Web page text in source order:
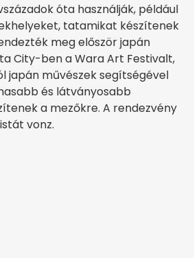
óta használják, például
tatamikat készítenek
meg először japán
City-ben a Wara Art Festivalt,
japán művészek segítségével
és látványosabb
a mezőkre. A rendezvény
vonz.